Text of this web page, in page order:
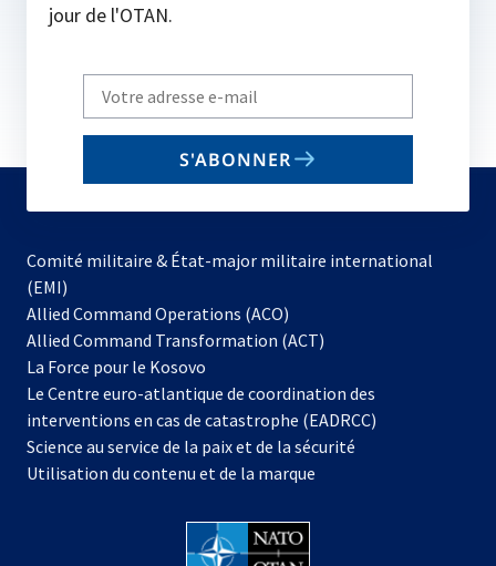
jour de l'OTAN.
Write
your
email
S'ABONNER
Comité militaire & État-major militaire international
(EMI)
Allied Command Operations (ACO)
dans
nouvel
onglet
Allied Command Transformation (ACT)
La Force pour le Kosovo
dans
un
nouvel
onglet
Le Centre euro-atlantique de coordination des
interventions en cas de catastrophe (EADRCC)
Science au service de la paix et de la sécurité
Utilisation du contenu et de la marque